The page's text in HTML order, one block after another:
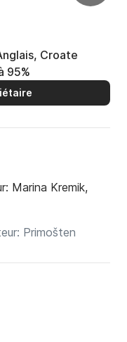
Croate
95%
Marina Kremik,